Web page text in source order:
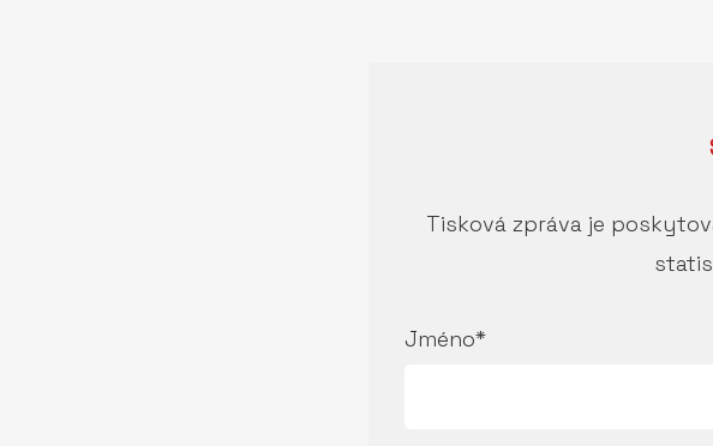
Tisková zpráva je
Jméno*